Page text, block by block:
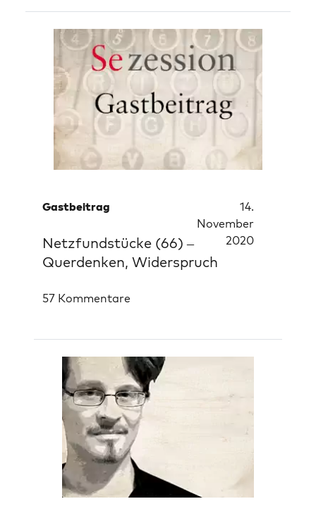
Gastbeitrag
14.
November
2020
Netzfundstücke (66) –
Querdenken, Widerspruch
57 Kommentare